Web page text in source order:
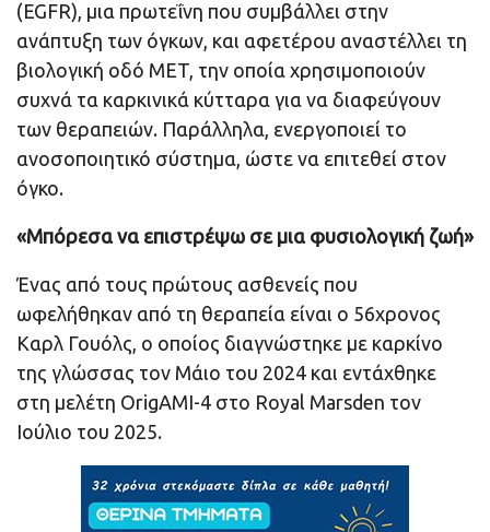
(EGFR), μια πρωτεΐνη που συμβάλλει στην
ανάπτυξη των όγκων, και αφετέρου αναστέλλει τη
βιολογική οδό MET, την οποία χρησιμοποιούν
συχνά τα καρκινικά κύτταρα για να διαφεύγουν
των θεραπειών. Παράλληλα, ενεργοποιεί το
ανοσοποιητικό σύστημα, ώστε να επιτεθεί στον
όγκο.
«Μπόρεσα να επιστρέψω σε μια φυσιολογική ζωή»
Ένας από τους πρώτους ασθενείς που
ωφελήθηκαν από τη θεραπεία είναι ο 56χρονος
Καρλ Γουόλς, ο οποίος διαγνώστηκε με καρκίνο
της γλώσσας τον Μάιο του 2024 και εντάχθηκε
στη μελέτη OrigAMI-4 στο Royal Marsden τον
Ιούλιο του 2025.